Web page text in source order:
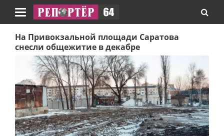
Навигация
На Привокзальной площади Саратова
снесли общежитие в декабре